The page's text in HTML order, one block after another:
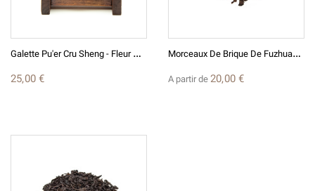
G
Alette Pu'er Cru Sheng - Fleur De Lotus - 2017 - VIETNAM
25,00 €
M
Orceaux De Brique De FuzhuanCha 2007 - 40g - Thé Fermenté Du Hunan
A partir de 20,00 €